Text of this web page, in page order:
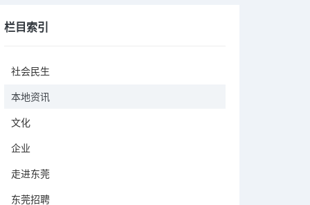
栏目索引
社会民生
本地资讯
文化
企业
走进东莞
东莞招聘